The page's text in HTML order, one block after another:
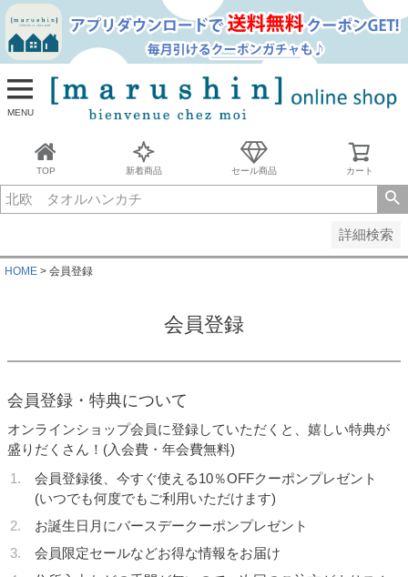
MENU
TOP 新着商品 セール商品 カート
詳細検索
並び順
新着順
古い順
価格が安い順
価格が高い順
キーワードヒット順
HOME 会員登録
会員登録
会員登録・特典について
オンラインショップ会員に登録していただくと、嬉しい特典が
盛りだくさん！(入会費・年会費無料)
会員登録後、今すぐ使える10％OFFクーポンプレゼント
(いつでも何度でもご利用いただけます)
お誕生日月にバースデークーポンプレゼント
会員限定セールなどお得な情報をお届け